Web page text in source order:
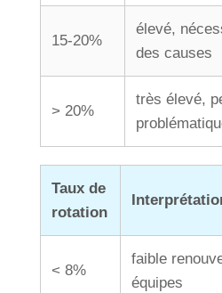
15-20%
élevé,
des causes
> 20%
très élevé,
Taux de
rotation
< 8%
faible
équipes